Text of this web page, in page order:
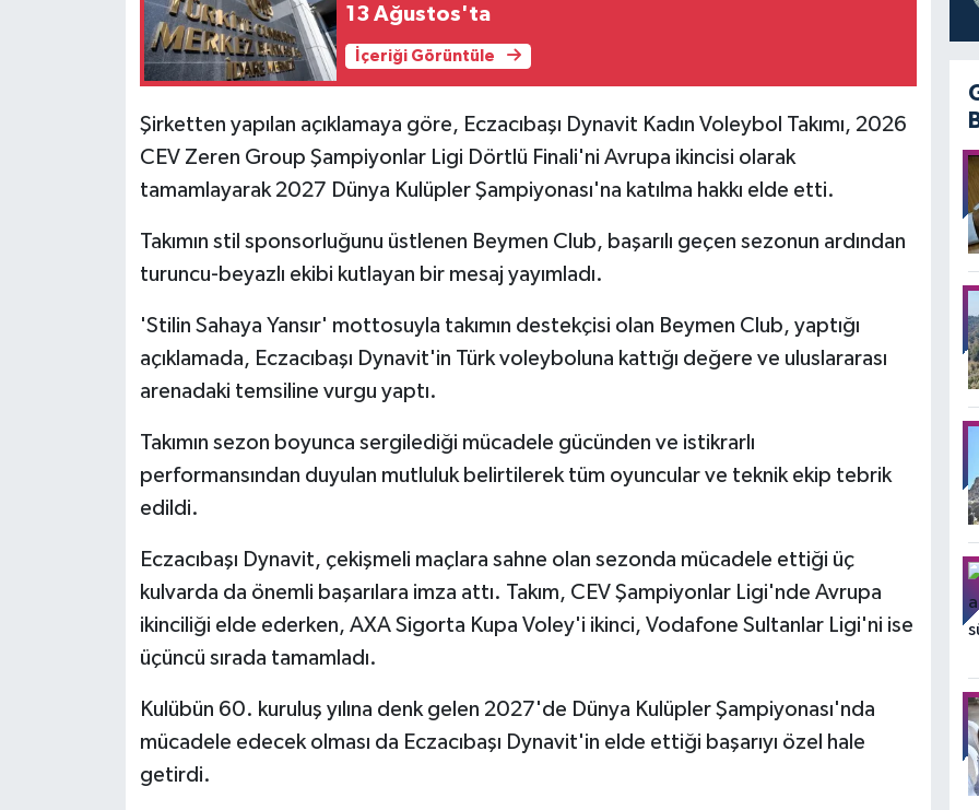
13 Ağustos'ta
İçeriği Görüntüle
Şirketten yapılan açıklamaya göre, Eczacıbaşı Dynavit Kadın Voleybol Takımı, 2026
CEV Zeren Group Şampiyonlar Ligi Dörtlü Finali'ni Avrupa ikincisi olarak
tamamlayarak 2027 Dünya Kulüpler Şampiyonası'na katılma hakkı elde etti.
Takımın stil sponsorluğunu üstlenen Beymen Club, başarılı geçen sezonun ardından
turuncu-beyazlı ekibi kutlayan bir mesaj yayımladı.
'Stilin Sahaya Yansır' mottosuyla takımın destekçisi olan Beymen Club, yaptığı
açıklamada, Eczacıbaşı Dynavit'in Türk voleyboluna kattığı değere ve uluslararası
arenadaki temsiline vurgu yaptı.
Takımın sezon boyunca sergilediği mücadele gücünden ve istikrarlı
performansından duyulan mutluluk belirtilerek tüm oyuncular ve teknik ekip tebrik
edildi.
Eczacıbaşı Dynavit, çekişmeli maçlara sahne olan sezonda mücadele ettiği üç
kulvarda da önemli başarılara imza attı. Takım, CEV Şampiyonlar Ligi'nde Avrupa
ikinciliği elde ederken, AXA Sigorta Kupa Voley'i ikinci, Vodafone Sultanlar Ligi'ni ise
üçüncü sırada tamamladı.
Kulübün 60. kuruluş yılına denk gelen 2027'de Dünya Kulüpler Şampiyonası'nda
mücadele edecek olması da Eczacıbaşı Dynavit'in elde ettiği başarıyı özel hale
getirdi.